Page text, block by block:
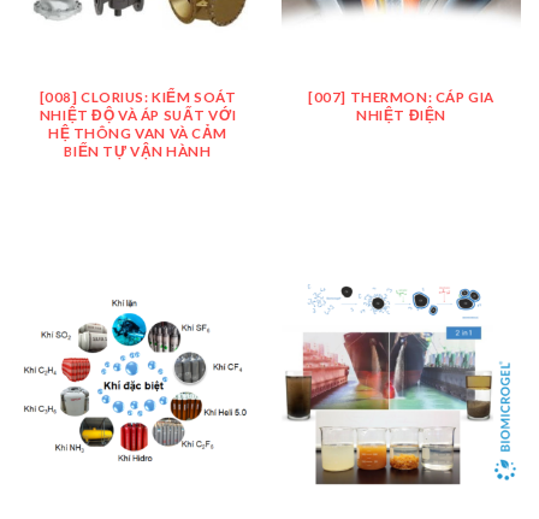
[008] CLORIUS: KIỂM SOÁT
NHIỆT ĐỘ VÀ ÁP SUẤT VỚI
HỆ THÔNG VAN VÀ CẢM
BIẾN TỰ VẬN HÀNH
[007] THERMON: CÁP GIA
NHIỆT ĐIỆN